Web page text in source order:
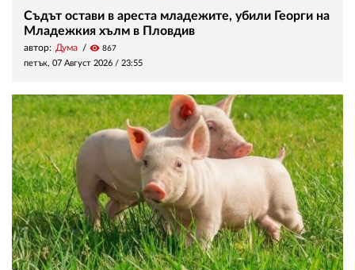
Съдът остави в ареста младежите, убили Георги на
Младежкия хълм в Пловдив
автор: Дума visibility 867
петък, 07 Август 2026 / 23:55